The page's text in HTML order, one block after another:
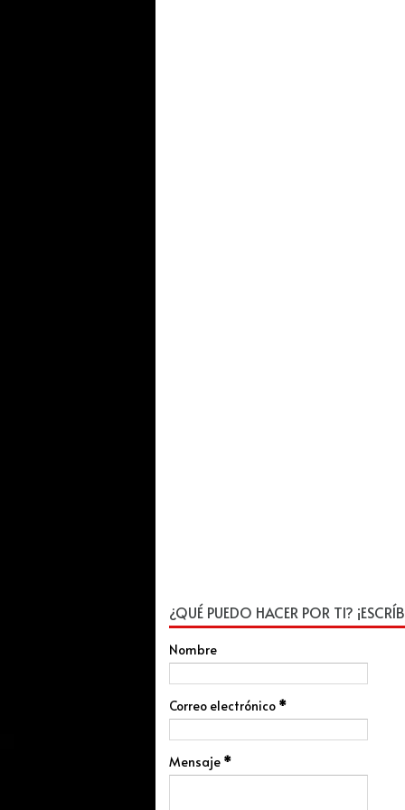
¿QUÉ PUEDO HACER POR TI?
Nombre
Correo electrónico *
Mensaje *